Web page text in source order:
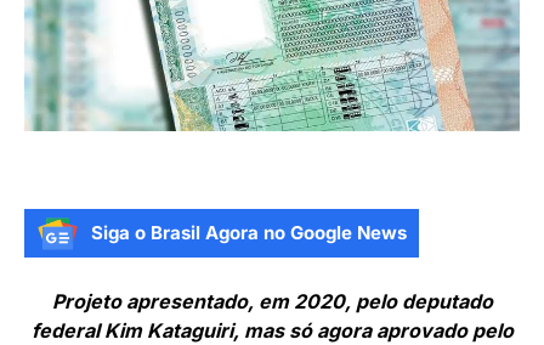
Siga o Brasil Agora no Google News
Projeto apresentado, em 2020, pelo deputado
federal Kim Kataguiri, mas só agora aprovado pelo